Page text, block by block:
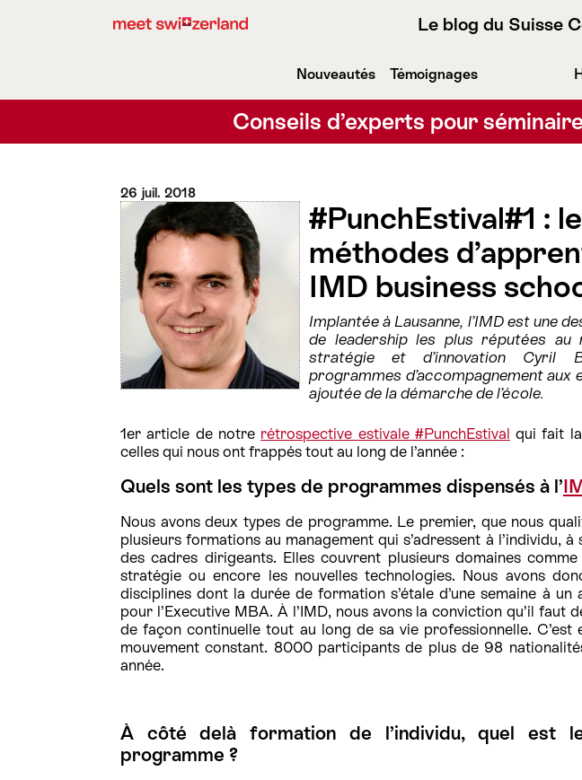
Le blog du Suisse
Nouveautés Témoignages
Conseils d’experts pour
26 juil. 2018
#PunchEstival#1 :
méthodes
IMD business
Implantée à Lausanne, l’IMD est une
de leadership les plus réputées au
stratégie et d’innovation Cyril
programmes d’accompagnement
ajoutée de la démarche de l’école.
1er article de notre rétrospective estivale #PunchEstival qui fait
celles qui nous ont frappés tout au long de l’année :
Quels sont les types de programmes dispensés à l’
Nous avons deux types de programme. Le premier, que nous
plusieurs formations au management qui s’adressent à l’individu,
des cadres dirigeants. Elles couvrent plusieurs domaines
stratégie ou encore les nouvelles technologies. Nous avons
disciplines dont la durée de formation s’étale d’une semaine à
pour l’Executive MBA. À l’IMD, nous avons la conviction qu’il faut
de façon continuelle tout au long de sa vie professionnelle. C’est
mouvement constant. 8000 participants de plus de 98
année.
À côté delà formation de l’individu, quel est
programme ?